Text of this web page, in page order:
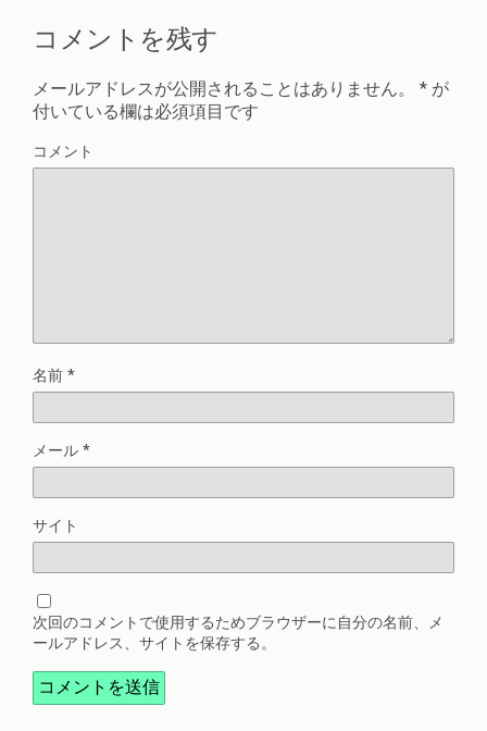
コメントを残す
メールアドレスが公開されることはありません。 * が
付いている欄は必須項目です
コメント
名前 *
メール *
サイト
次回のコメントで使用するためブラウザーに自分の名前、メ
ールアドレス、サイトを保存する。